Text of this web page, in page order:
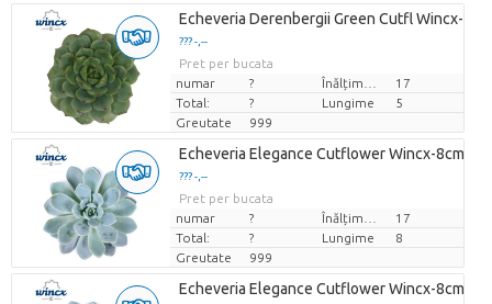
Echeveria Derenbergii Green Cutfl Wincx-5cm
??? -,--
Pret per bucata
numar
?
17
Total:
? Lungime
5
Greutate
999
Echeveria Elegance Cutflower Wincx-8cm
??? -,--
Pret per bucata
numar
?
17
Total:
? Lungime
8
Greutate
999
Echeveria Elegance Cutflower Wincx-8cm